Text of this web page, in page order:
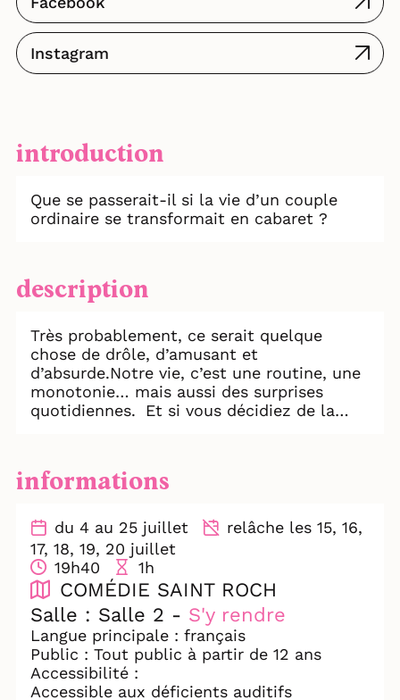
Instagram
introduction
Que se passerait-il si la vie d’un couple
ordinaire se transformait en cabaret ?
description
Très probablement, ce serait quelque
chose de drôle, d’amusant et
d’absurde.Notre vie, c’est une routine, une
monotonie… mais aussi des surprises
quotidiennes. Et si vous décidiez de la
mot – une chanson, et même une simple
douche — un numéro de burlesque. Et si,
plat ou de réparer un robinet, attendez-
vous à des feux d’artifice et à bien d’autres
effets spéciaux ! Une excellente recette
pour transformer une vie ordinaire en
SPECTACLE. Et pas n’importe quel
spectacle — le “OK-OK Cabaret” !
informations
du 4 au 25 juillet
relâche les 15, 16,
17, 18, 19, 20 juillet
19h40
1h
COMÉDIE SAINT ROCH
Salle : Salle 2 - S'y rendre
Langue principale : français
Public : Tout public à partir de 12 ans
Accessibilité :
Accessible aux déficients auditifs